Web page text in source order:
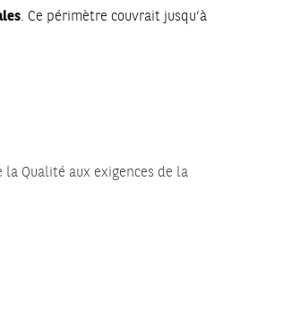
. Ce périmètre couvrait jusqu’à
Qualité aux exigences de la